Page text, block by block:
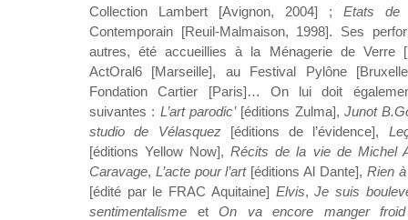
Collection Lambert [Avignon, 2004] ; Etats de
Contemporain [Reuil-Malmaison, 1998]. Ses
autres, été accueillies à la Ménagerie de Verre
ActOral6 [Marseille], au Festival Pylône
Fondation Cartier [Paris]… On lui doit
suivantes : L’art parodic’[éditions Zulma], Junot
studio de Vélasquez[éditions de l’évidence],
[éditions Yellow Now],Récits de la vie de Michel
Caravage, L’acte pour l’art[éditions Al Dante], Rien
[édité par le FRAC Aquitaine] Elvis,Je suis
sentimentalisme etOn va encore manger